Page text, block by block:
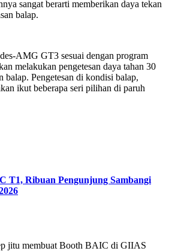
sangat berarti memberikan daya tekan
balap.
AMG GT3 sesuai dengan program
melakukan pengetesan daya tahan 30
balap. Pengetesan di kondisi balap,
ikut beberapa seri pilihan di paruh
T1, Ribuan Pengunjung Sambangi
jitu membuat Booth BAIC di GIIAS